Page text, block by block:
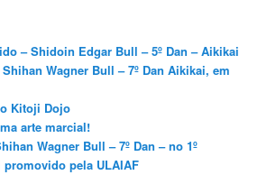
– Shidoin Edgar Bull – 5º Dan – Aikikai
Wagner Bull – 7º Dan Aikikai, em
Kitoji Dojo
arte marcial!
Wagner Bull – 7º Dan – no 1º
pela ULAIAF